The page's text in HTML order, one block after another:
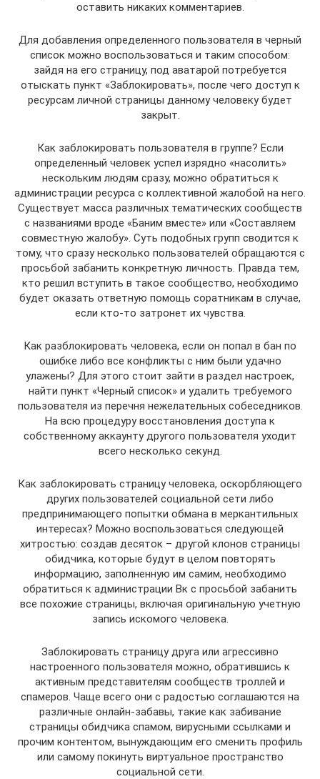
оставить никаких комментариев.
Для добавления определенного пользователя в черный
список можно воспользоваться и таким способом:
зайдя на его страницу, под аватарой потребуется
отыскать пункт «Заблокировать», после чего доступ к
ресурсам личной страницы данному человеку будет
закрыт.
Как заблокировать пользователя в группе? Если
определенный человек успел изрядно «насолить»
нескольким людям сразу, можно обратиться к
администрации ресурса с коллективной жалобой на него.
Существует масса различных тематических сообществ
с названиями вроде «Баним вместе» или «Составляем
совместную жалобу». Суть подобных групп сводится к
тому, что сразу несколько пользователей обращаются с
просьбой забанить конкретную личность. Правда тем,
кто решил вступить в такое сообщество, необходимо
будет оказать ответную помощь соратникам в случае,
если кто-то затронет их чувства.
Как разблокировать человека, если он попал в бан по
ошибке либо все конфликты с ним были удачно
улажены? Для этого стоит зайти в раздел настроек,
найти пункт «Черный список» и удалить требуемого
пользователя из перечня нежелательных собеседников.
На всю процедуру восстановления доступа к
собственному аккаунту другого пользователя уходит
всего несколько секунд.
Как заблокировать страницу человека, оскорбляющего
других пользователей социальной сети либо
предпринимающего попытки обмана в меркантильных
интересах? Можно воспользоваться следующей
хитростью: создав десяток – другой клонов страницы
обидчика, которые будут в целом повторять
информацию, заполненную им самим, необходимо
обратиться к администрации Вк с просьбой забанить
все похожие страницы, включая оригинальную учетную
запись искомого человека.
Заблокировать страницу друга или агрессивно
настроенного пользователя можно, обратившись к
активным представителям сообществ троллей и
спамеров. Чаще всего они с радостью соглашаются на
различные онлайн-забавы, такие как забивание
страницы обидчика спамом, вирусными ссылками и
прочим контентом, вынуждающим его сменить профиль
или самому покинуть виртуальное пространство
социальной сети.